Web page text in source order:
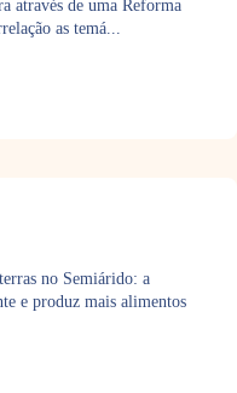
através de uma Reforma
as temá...
no Semiárido: a
e produz mais alimentos